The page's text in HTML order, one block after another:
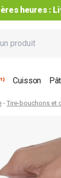
heures :
Cuisson
Tire-bouchons et